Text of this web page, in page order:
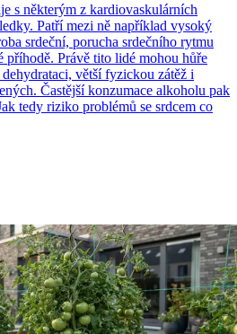
s některým z kardiovaskulárních
Patří mezi ně například vysoký
srdeční, porucha srdečního rytmu
příhodě. Právě tito lidé mohou hůře
větší fyzickou zátěž i
Častější konzumace alkoholu pak
tedy riziko problémů se srdcem co